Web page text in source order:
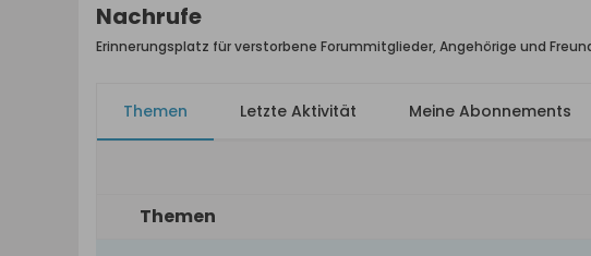
Nachrufe
Erinnerungsplatz für verstorbene Forummitglieder, Angehörige und
Themen Letzte Aktivität Meine Abonnements
Themen